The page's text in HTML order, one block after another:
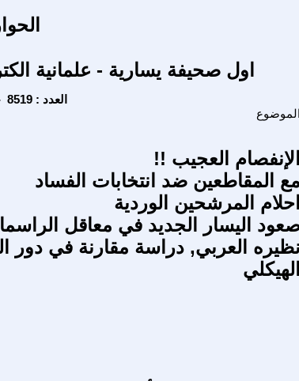
اول صحيفة يسارية - علمانية
Friday - 11/7/2025 - العدد : 8519
الموضوع
الإنفصام العجيب !!
مع المقاطعين ضد انتخابات الفساد
احلام المرشحين الوردية
اليسار الجديد في معاقل
نظيره العربي, دراسة مقارنة في دور
الهيكلي